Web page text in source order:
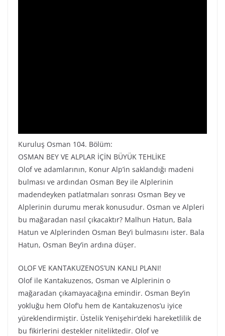
Kuruluş Osman 104. Bölüm:
OSMAN BEY VE ALPLAR İÇİN BÜYÜK TEHLİKE
Olof ve adamlarının, Konur Alp’in saklandığı madeni
bulması ve ardından Osman Bey ile Alplerinin
madendeyken patlatmaları sonrası Osman Bey ve
Alplerinin durumu merak konusudur. Osman ve Alpleri
bu mağaradan nasıl çıkacaktır? Malhun Hatun, Bala
Hatun ve Alplerinden Osman Bey’i bulmasını ister. Bala
Hatun, Osman Bey’in ardına düşer.
OLOF VE KANTAKUZENOS’UN KANLI PLANI!
Olof ile Kantakuzenos, Osman ve Alplerinin o
mağaradan çıkamayacağına emindir. Osman Bey’in
yokluğu hem Olof’u hem de Kantakuzenos’u iyice
yüreklendirmiştir. Üstelik Yenişehir’deki hareketlilik de
bu fikirlerini destekler niteliktedir. Olof ve